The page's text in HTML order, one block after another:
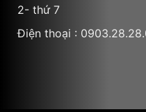
2- thứ 7
Điện thoại :